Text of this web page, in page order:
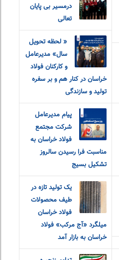
درمسیر بی پایان
تعالی
« لحظه تحویل
سال» مدیرعامل
و‌ کارکنان فولاد
خراسان در کنار هم و بر سفره
تولید و سازندگی
پیام مدیرعامل
شرکت مجتمع
فولاد خراسان به
مناسبت فرا رسیدن سالروز
تشکیل بسیج
یک تولید تازه در
طیف محصولات
فولاد خراسان
میلگرد «آج مرکب» فولاد
خراسان به بازار آمد